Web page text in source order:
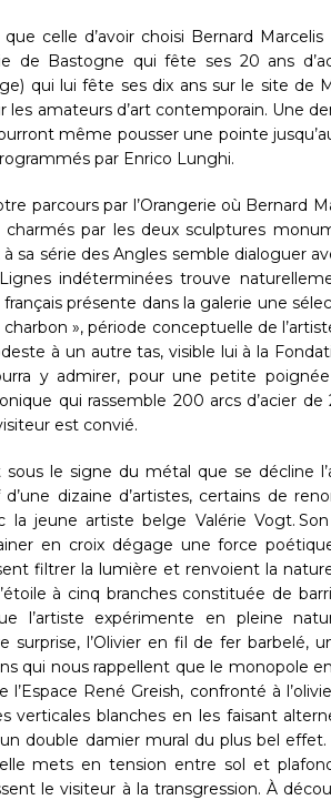
celle d’avoir choisi Bernard
de Bastogne qui fête ses 20 ans
qui lui fête ses dix ans sur le site de
les amateurs d’art contemporain. Une
même pousser une pointe
par Enrico Lunghi.
parcours par l’Orangerie où Bernard
charmés par les deux sculptures
à sa série des Angles semble dialoguer
indéterminées trouve
français présente dans la galerie une
charbon », période conceptuelle de
à un autre tas, visible lui à la
y admirer, pour une petite
qui rassemble 200 arcs d’acier
est convié.
sous le signe du métal que se décline
dizaine d’artistes, certains de
la jeune artiste belge Valérie Vogt.
en croix dégage une force
filtrer la lumière et renvoient la
à cinq branches constituée de
l’artiste expérimente en pleine
surprise, l’Olivier en fil de fer barbelé,
qui nous rappellent que le monopole
René Greish, confronté à
verticales blanches en les faisant
un double damier mural du plus bel
mets en tension entre sol et
le visiteur à la transgression. À